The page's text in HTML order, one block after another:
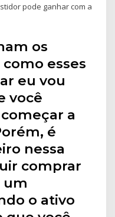
pode ganhar com a
os
esses
eu vou
você
a
é
nessa
comprar
um
o ativo